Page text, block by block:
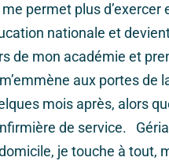
permet plus d’exercer
nationale et
de mon académie et
aux portes de
mois après, alors
de service.
je touche à tout,